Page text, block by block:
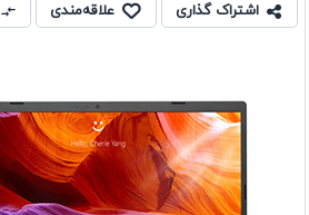
اشتراک گذاری علاقه‌مندی